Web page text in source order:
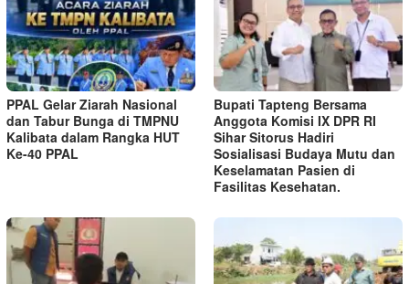
PPAL Gelar Ziarah Nasional
dan Tabur Bunga di TMPNU
Kalibata dalam Rangka HUT
Ke-40 PPAL
Bupati Tapteng Bersama
Anggota Komisi IX DPR RI
Sihar Sitorus Hadiri
Sosialisasi Budaya Mutu dan
Keselamatan Pasien di
Fasilitas Kesehatan.